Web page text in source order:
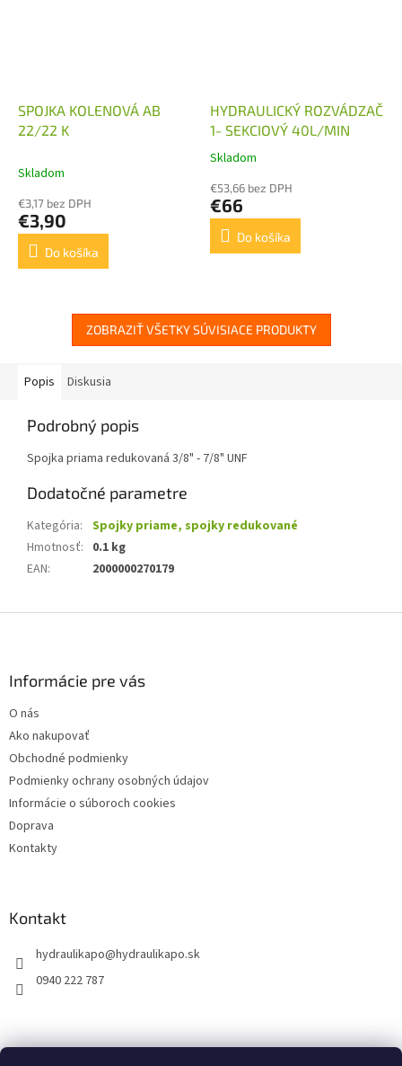
SPOJKA KOLENOVÁ AB
22/22 K
Skladom
€3,17 bez DPH
€3,90
Do košíka
HYDRAULICKÝ ROZVÁDZAČ
1- SEKCIOVÝ 40L/MIN
Priemerné
produktu
je
5,0
Skladom
€53,66 bez DPH
€66
Do košíka
ZOBRAZIŤ VŠETKY SÚVISIACE PRODUKTY
Popis Diskusia
Podrobný popis
Spojka priama redukovaná 3/8" - 7/8" UNF
Dodatočné parametre
Kategória: Spojky priame, spojky redukované
Hmotnosť: 0.1 kg
EAN: 2000000270179
Informácie pre vás
O nás
Ako nakupovať
Obchodné podmienky
Podmienky ochrany osobných údajov
Informácie o súboroch cookies
Doprava
Kontakty
Kontakt
hydraulikapo@hydraulikapo.sk
0940 222 787